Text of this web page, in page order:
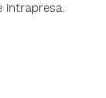
intrapresa.